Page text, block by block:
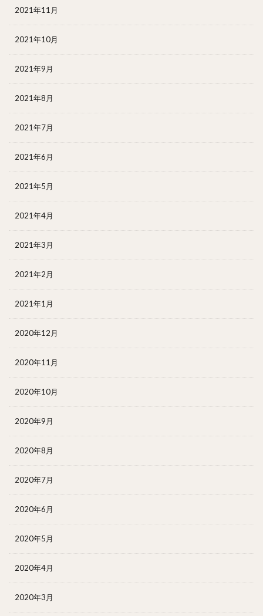
2021年11月
2021年10月
2021年9月
2021年8月
2021年7月
2021年6月
2021年5月
2021年4月
2021年3月
2021年2月
2021年1月
2020年12月
2020年11月
2020年10月
2020年9月
2020年8月
2020年7月
2020年6月
2020年5月
2020年4月
2020年3月